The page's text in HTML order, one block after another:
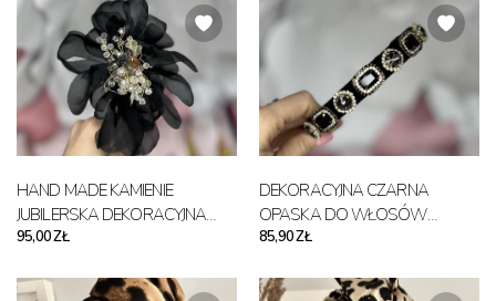
HAND MADE KAMIENIE
JUBILERSKA DEKORACYJNA
OPASKA DO WŁOSÓW KWIAT
95,00 ZŁ
DEKORACYJNA CZARNA
OPASKA DO WŁOSÓW
KAMIENIE KRYSZTAŁKI CZARNE
85,90 ZŁ